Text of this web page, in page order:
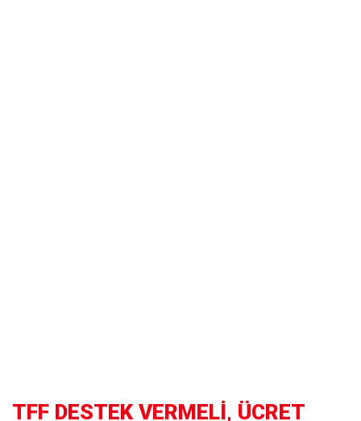
TFF DESTEK VERMELİ, ÜCRET